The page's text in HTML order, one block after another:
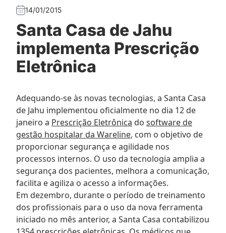
14/01/2015
Santa Casa de Jahu
implementa Prescrição
Eletrônica
Adequando-se às novas tecnologias, a Santa Casa
de Jahu implementou oficialmente no dia 12 de
janeiro a Prescrição Eletrônica do software de
gestão hospitalar da Wareline, com o objetivo de
proporcionar segurança e agilidade nos
processos internos. O uso da tecnologia amplia a
segurança dos pacientes, melhora a comunicação,
facilita e agiliza o acesso a informações.
Em dezembro, durante o período de treinamento
dos profissionais para o uso da nova ferramenta
iniciado no mês anterior, a Santa Casa contabilizou